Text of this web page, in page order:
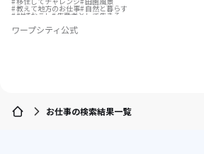
教えて地方のお仕事 自然と暮らす
地域おこし 生産者として生きる
地域おこし協力隊
集落で暮らす
ワープシティ公式
お仕事の検索結果一覧